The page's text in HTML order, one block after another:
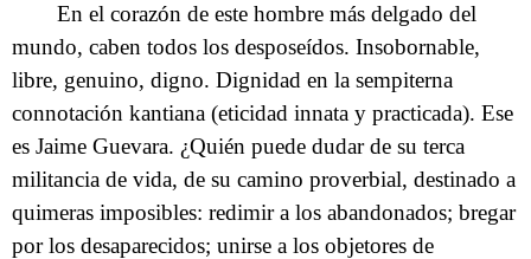
En el corazón de este hombre más delgado del
mundo, caben todos los desposeídos. Insobornable,
libre, genuino, digno. Dignidad en la sempiterna
connotación kantiana (eticidad innata y practicada). Ese
es Jaime Guevara. ¿Quién puede dudar de su terca
militancia de vida, de su camino proverbial, destinado a
quimeras imposibles: redimir a los abandonados; bregar
por los desaparecidos; unirse a los objetores de